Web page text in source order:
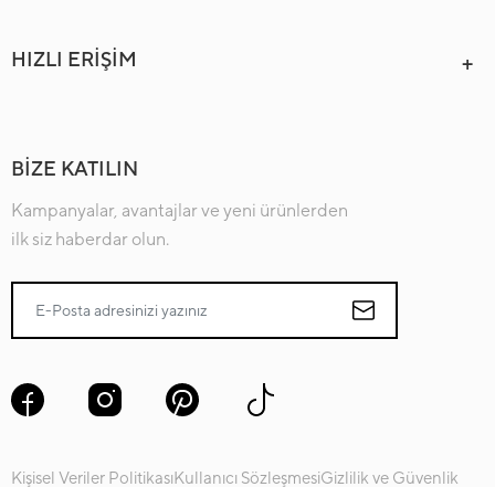
HIZLI ERİŞİM
BİZE KATILIN
Kampanyalar, avantajlar ve yeni ürünlerden
ilk siz haberdar olun.
Kişisel Veriler PolitikasıKullanıcı SözleşmesiGizlilik ve Güvenlik